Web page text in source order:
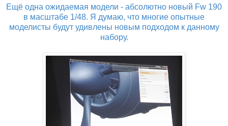
Ещё одна ожидаемая модели - абсолютно новый Fw 190
в масштабе 1/48. Я думаю, что многие опытные
моделисты будут удивлены новым подходом к данному
набору.